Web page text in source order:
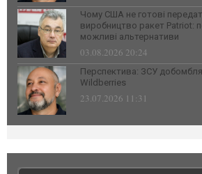
Чому США не готові
виробництво ракет Patriot:
можливі альтернативи
03.08.2026 20:24
Перспектива: ЗСУ
Wildberries
23.07.2026 11:31